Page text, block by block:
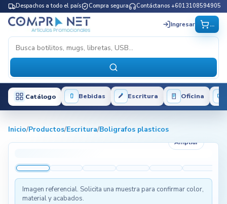
Despachos a todo el país Compra segura Contáctanos +6013108594905
Ingresar ...
Catálogo Bebidas Escritura Oficina
Inicio/Productos/Escritura/Boligrafos plasticos
Ampliar
Imagen referencial. Solicita una muestra para confirmar color,
material y acabados.